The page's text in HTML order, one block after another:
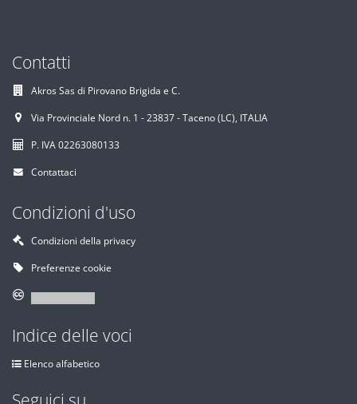
Contatti
Akros Sas di Pirovano Brigida e C.
Via Provinciale Nord n. 1 - 23837 - Taceno (LC), ITALIA
P. IVA 02263080133
Contattaci
Condizioni d'uso
Condizioni della privacy
Preferenze cookie
Indice delle voci
Elenco alfabetico
Seguici su